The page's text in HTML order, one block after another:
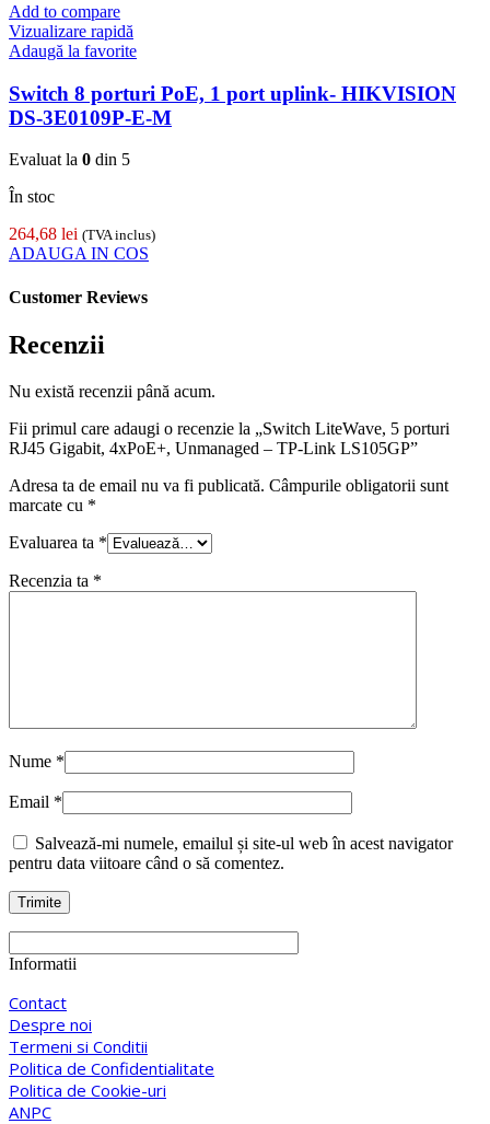
Add to compare
Vizualizare rapidă
Adaugă la favorite
Switch 8 porturi PoE, 1 port uplink- HIKVISION
DS-3E0109P-E-M
Evaluat la 0 din 5
În stoc
264,68 lei (TVA inclus)
ADAUGA IN COS
Customer Reviews
Recenzii
Nu există recenzii până acum.
Fii primul care adaugi o recenzie la „Switch LiteWave, 5 porturi
RJ45 Gigabit, 4xPoE+, Unmanaged – TP-Link LS105GP”
Adresa ta de email nu va fi publicată. Câmpurile obligatorii sunt
marcate cu *
Evaluarea ta *
Recenzia ta *
Nume *
Email *
Salvează-mi numele, emailul și site-ul web în acest navigator
pentru data viitoare când o să comentez.
Informatii
Contact
Despre noi
Termeni si Conditii
Politica de Confidentialitate
Politica de Cookie-uri
ANPC